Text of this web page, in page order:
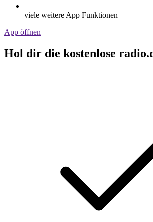
viele weitere App Funktionen
App öffnen
Hol dir die kostenlose